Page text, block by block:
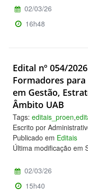
02/03/26
16h48
Edital nº 054/
Formadores para
em Gestão,
Âmbito UAB
Tags: editais_proen,
Escrito por
Publicado em Editais
Última modificação em
02/03/26
15h40